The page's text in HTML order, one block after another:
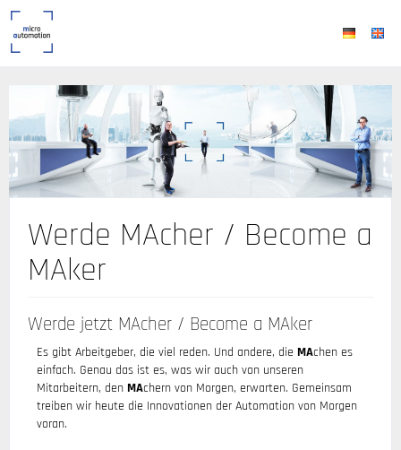
Werde MAcher / Become a
MAker
Werde jetzt MAcher / Become a MAker
Es gibt Arbeitgeber, die viel reden. Und andere, die MAchen es
einfach. Genau das ist es, was wir auch von unseren
Mitarbeitern, den MAchern von Morgen, erwarten. Gemeinsam
treiben wir heute die Innovationen der Automation von Morgen
voran.